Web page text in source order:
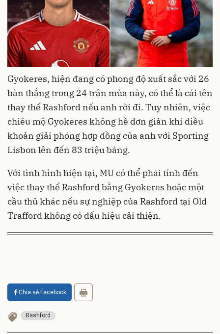
Gyokeres, hiện đang có phong độ xuất sắc với 26
bàn thắng trong 24 trận mùa này, có thể là cái tên
thay thế Rashford nếu anh rời đi. Tuy nhiên, việc
chiêu mộ Gyokeres không hề đơn giản khi điều
khoản giải phóng hợp đồng của anh với Sporting
Lisbon lên đến 83 triệu bảng.
Với tình hình hiện tại, MU có thể phải tính đến
việc thay thế Rashford bằng Gyokeres hoặc một
cầu thủ khác nếu sự nghiệp của Rashford tại Old
Trafford không có dấu hiệu cải thiện.
Chia sẻ Facebook
Rashford